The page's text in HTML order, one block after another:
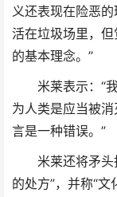
义还表现在险恶
活在垃圾场里，
的基本理念。”
米莱表示：“
为人类是应当被
言是一种错误。”
米莱还将矛
的处方”，并称“